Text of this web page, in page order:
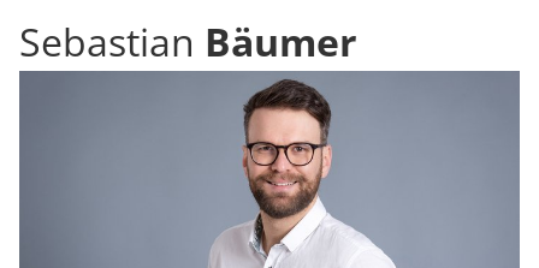
Sebastian Bäumer